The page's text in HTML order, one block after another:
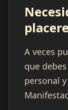
A veces
que
personal